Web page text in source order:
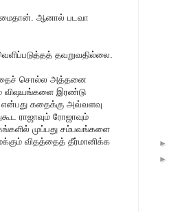
ஆனால் படவா
தவறுவதில்லை.
சொல்ல அத்தனை
விஷயங்களை இரண்டு
என்பது கதைக்கு அவ்வளவு
ராஜாவும் ரோஜாவும்
முப்பது சம்பவங்களை
விதத்தைத் தீர்மானிக்க
►
►